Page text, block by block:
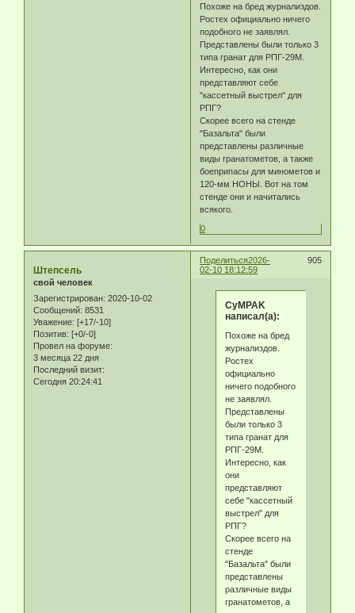
Похоже на бред журнализдов.
Ростех официально ничего
подобного не заявлял.
Представлены были только 3
типа гранат для РПГ-29М.
Интересно, как они
представляют себе
"кассетный выстрел" для
РПГ?
Скорее всего на стенде
"Базальта" были
представлены различные
виды гранатометов, а также
боеприпасы для минометов и
120-мм НОНЫ. Вот на том
стенде они и начитались
всякого.
0
Поделиться 905
2026-
02-10 18:12:59
Штепсель
свой человек
Зарегистрирован: 2020-10-02
Сообщений: 8531
Уважение: [+17/-10]
Позитив: [+0/-0]
Провел на форуме:
3 месяца 22 дня
Последний визит:
Сегодня 20:24:41
CyMPAK
написал(а):
Похоже на бред
журнализдов.
Ростех
официально
ничего подобного
не заявлял.
Представлены
были только 3
типа гранат для
РПГ-29М.
Интересно, как
они
представляют
себе "кассетный
выстрел" для
РПГ?
Скорее всего на
стенде
"Базальта" были
представлены
различные виды
гранатометов, а